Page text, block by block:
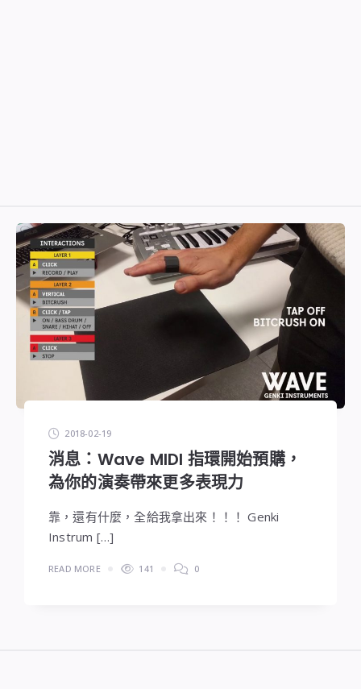
2018-02-19
消息：Wave MIDI 指環開始預購，
為你的演奏帶來更多表現力
靠，還有什麼，全給我拿出來！！！ Genki
Instrum […]
READ MORE 141 0